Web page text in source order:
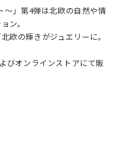
～」第4弾は北欧の自然や情
ン。
欧の輝きがジュエリーに。
びオンラインストアにて販